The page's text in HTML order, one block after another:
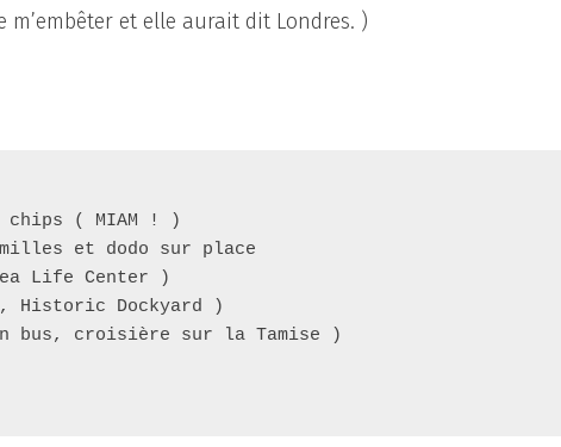
m’embêter et elle aurait dit Londres. )
( MIAM ! )
et dodo sur place
Life Center )
Historic Dockyard )
bus, croisière sur la Tamise )